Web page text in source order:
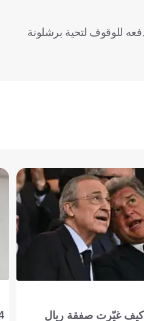
للوقوف لتحية برشلونة
كيف غيّرت صفقة ريال